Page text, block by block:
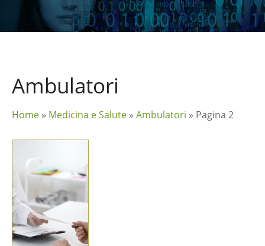
Ambulatori
Home » Medicina e Salute » Ambulatori » Pagina 2